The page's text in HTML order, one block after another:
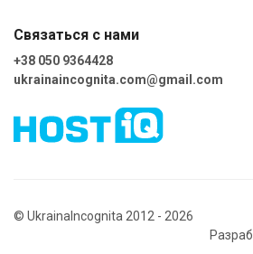
Связаться с нами
+38 050 9364428
ukrainaincognita.com@gmail.com
© UkrainaIncognita 2012 - 2026